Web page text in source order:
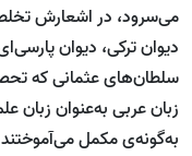
می‌سرود، در اشعارش
دیوان ترکی، دیوان
سلطان‌های عثمانی که
زبان عربی به‌عنوان زبان
به‌گونه‌ی مکمل